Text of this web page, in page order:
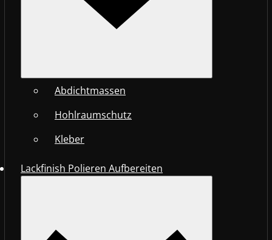
Abdichtmassen
Hohlraumschutz
Kleber
Lackfinish Polieren Aufbereiten